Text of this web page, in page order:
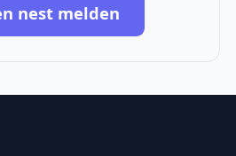
nest melden